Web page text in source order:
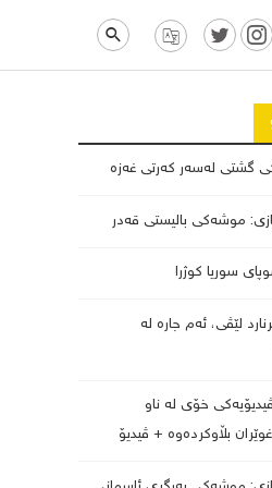
گشتی لەسەر کەرتی غەزە
موشەکی بالیستی قەدر
سوریا کوژرا
لێڤی، ئەم جارە لە
خۆی لە ناو
بڵاوکردەوە + ڤیدیۆ